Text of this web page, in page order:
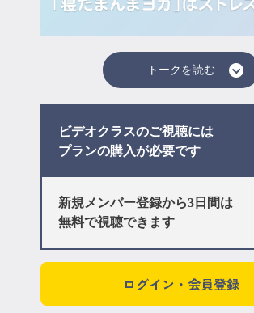
トークを読む
ビデオクラスのご視聴には
プランの購入が必要です
新規メンバー登録から3日間は
無料で視聴できます
ログイン・会員登録